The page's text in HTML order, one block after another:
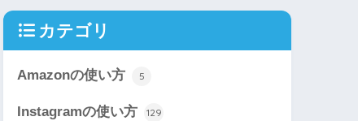
カテゴリ
Amazonの使い方 5
Instagramの使い方 129